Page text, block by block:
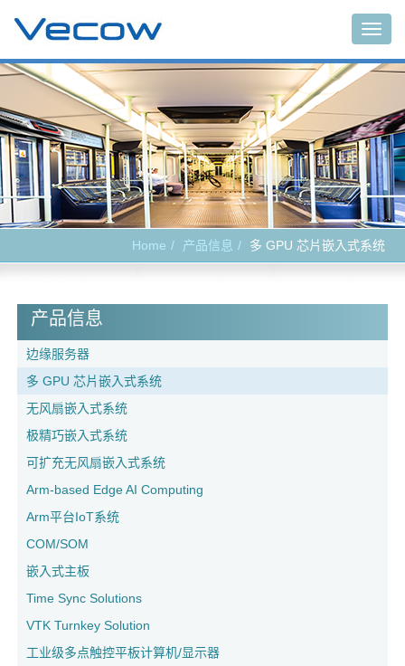
Home 产品信息 多 GPU 芯片嵌入式系统
产品信息
边缘服务器
多 GPU 芯片嵌入式系统
无风扇嵌入式系统
极精巧嵌入式系统
可扩充无风扇嵌入式系统
Arm-based Edge AI Computing
Arm平台IoT系统
COM/SOM
嵌入式主板
Time Sync Solutions
VTK Turnkey Solution
工业级多点触控平板计算机/显示器